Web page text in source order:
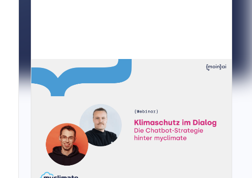
Klimaschutz im Dialog: Die Chatbot-
Strategie hinter myclimate
Kundenservice- und Marketing-